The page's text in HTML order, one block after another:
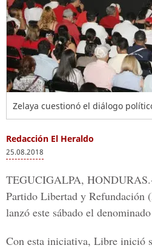
Zelaya cuestionó el diálogo
Redacción El Heraldo
25.08.2018
TEGUCIGALPA, HONDURAS
Partido Libertad y Refundación
lanzó este sábado el denominado
Con esta iniciativa, Libre inició